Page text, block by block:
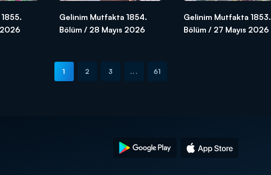
2026
Gelinim Mutfakta 1854.
Bölüm / 28 Mayıs 2026
Gelinim Mutfakta 1853.
Bölüm / 27 Mayıs 2026
1 2 3 ... 61